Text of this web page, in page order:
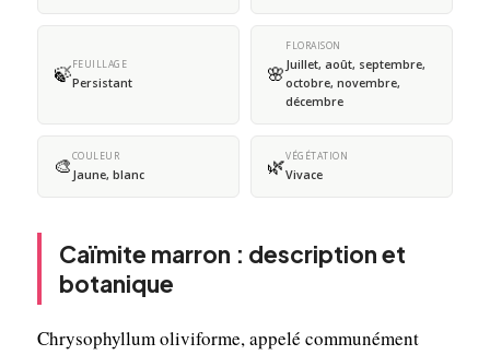
🍃FEUILLAGE
Persistant 🌸
FLORAISON
Juillet, août, septembre,
octobre, novembre,
décembre
🎨COULEUR
Jaune, blanc 🌿VÉGÉTATION
Vivace
Caïmite marron : description et
botanique
Chrysophyllum oliviforme, appelé communément